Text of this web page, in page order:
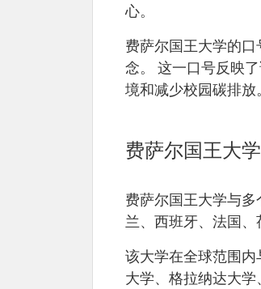
心。
费萨尔国王大学的
念。 这一口号反映
境和减少校园碳排放
费萨尔国王大
费萨尔国王大学与
兰、西班牙、法国、
该大学在全球范围
大学、格拉纳达大学